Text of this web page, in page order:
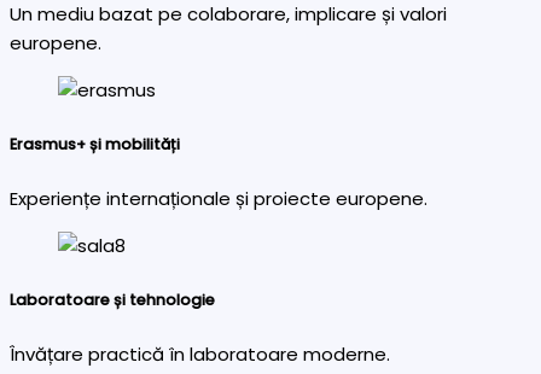
Un mediu bazat pe colaborare, implicare și valori
europene.
Erasmus+ și mobilități
Experiențe internaționale și proiecte europene.
Laboratoare și tehnologie
Învățare practică în laboratoare moderne.